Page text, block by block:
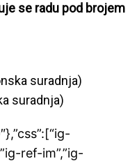
se radu pod brojem
suradnja)
suradnja)
ref-im”,”ig-